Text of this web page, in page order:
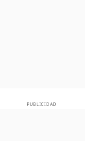
PUBLICIDAD